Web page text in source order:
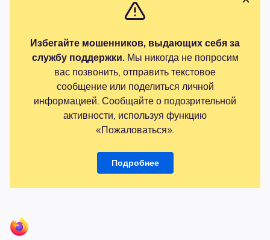
Избегайте мошенников, выдающих себя за
службу поддержки.Мы никогда не попросим
вас позвонить, отправить текстовое
сообщение или поделиться личной
информацией. Сообщайте о подозрительной
активности, используя функцию
«Пожаловаться».
Подробнее